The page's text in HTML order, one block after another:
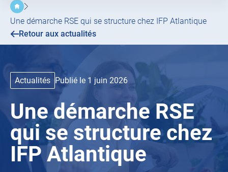
Une démarche RSE qui se structure chez IFP Atlantique
Retour aux actualités
Actualités Publié le 1 juin 2026
Une démarche RSE
qui se structure chez
IFP Atlantique